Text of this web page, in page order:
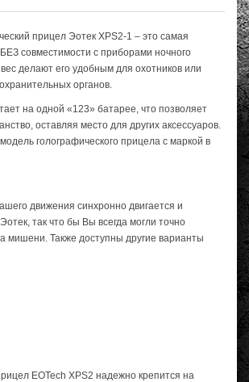
прицел Эотек XPS2-1 – это самая
совместимости с приборами ночного
делают его удобным для охотников или
органов.
на одной «123» батарее, что позволяет
оставляя место для других аксессуаров.
голографического прицела с маркой в
движения синхронно двигается и
так что бы Вы всегда могли точно
мишени. Также доступны другие варианты
EOTech XPS2 надежно крепится на